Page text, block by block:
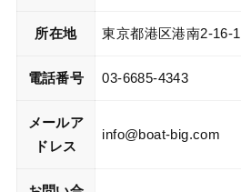
所在地 東京都港区港南2-16-1
電話番号 03-6685-4343
メールア
ドレス
info@boat-big.com